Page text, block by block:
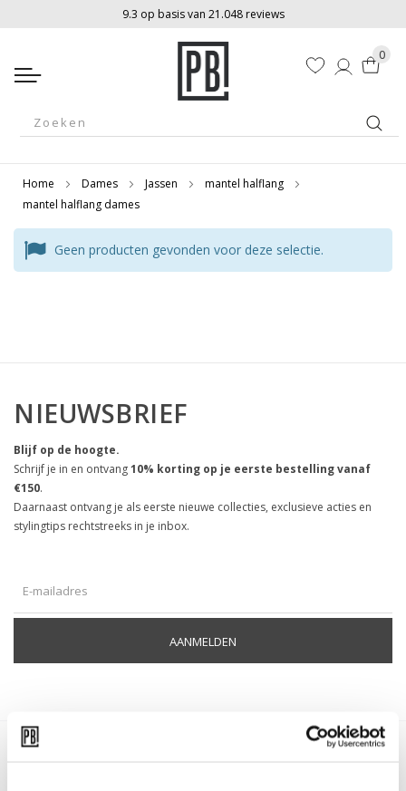
9.3 op basis van 21.048 reviews
0
Home Dames Jassen
mantel halflang
mantel halflang dames
Geen producten gevonden voor deze selectie.
NIEUWSBRIEF
Blijf op de hoogte.
Schrijf je in en ontvang10% korting op je eerste bestelling vanaf
€150.
Daarnaast ontvang je als eerste nieuwe collecties, exclusieve acties en
stylingtips rechtstreeks in je inbox.
AANMELDEN
Contact